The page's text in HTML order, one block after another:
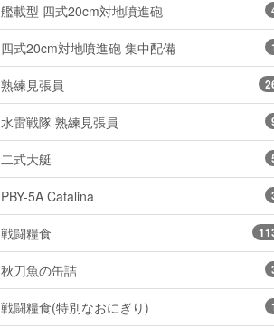
艦載型 四式20cm対地噴進砲
四式20cm対地噴進砲 集中配備
熟練見張員
水雷戦隊 熟練見張員
二式大艇
PBY-5A Catalina
戦闘糧食
秋刀魚の缶詰
戦闘糧食(特別なおにぎり)